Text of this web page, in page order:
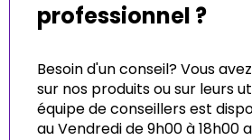
professionnel ?
Besoin d'un conseil? Vous
sur nos produits ou sur leurs
équipe de conseillers est
au Vendredi de 9h00 à 18h00